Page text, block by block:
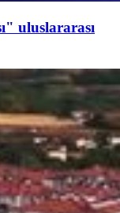
uluslararası